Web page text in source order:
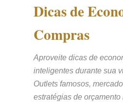
Dicas de
Compras
Aproveite dicas de
inteligentes durante sua
Outlets famosos,
estratégias de